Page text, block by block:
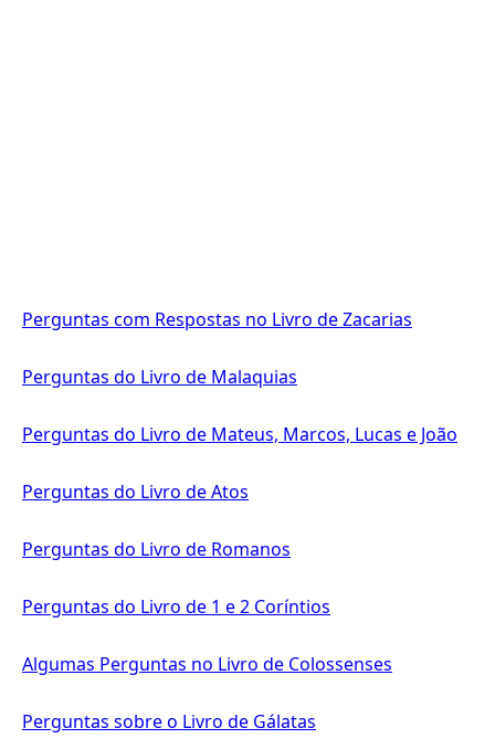
Perguntas com Respostas no Livro de Zacarias
Perguntas do Livro de Malaquias
Perguntas do Livro de Mateus, Marcos, Lucas e João
Perguntas do Livro de Atos
Perguntas do Livro de Romanos
Perguntas do Livro de 1 e 2 Coríntios
Algumas Perguntas no Livro de Colossenses
Perguntas sobre o Livro de Gálatas